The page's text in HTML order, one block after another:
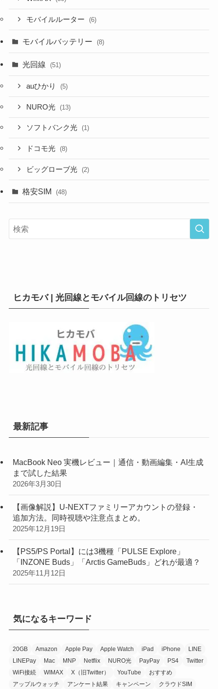
モバイルルーター (6)
モバイルバッテリー (8)
光回線 (51)
auひかり (5)
NURO光 (13)
ソフトバンク光 (1)
ドコモ光 (8)
ビッグローブ光 (2)
格安SIM (48)
ヒカモバ | 光回線とモバイル回線のトリセツ
最新記事
MacBook Neo 実機レビュー｜通信・動画編集・AI生成
まで試した結果
2026年3月30日
【画像解説】U-NEXTファミリーアカウントの登録・
追加方法。同時視聴や注意点まとめ。
2025年12月19日
【PS5/PS Portal】には3機種「PULSE Explore」
「INZONE Buds」「Arctis GameBuds」どれが最適？
2025年11月12日
気になるキーワード
20GB Amazon Apple Pay Apple Watch iPad iPhone
LINE
LINEPay
Mac MNP Netflix NURO光 PayPay PS4
Twitter
WiFi接続
WIMAX X（旧Twitter） YouTube
おすすめ
アップルウォッチ
アンケート結果 キャンペーン クラウドSIM